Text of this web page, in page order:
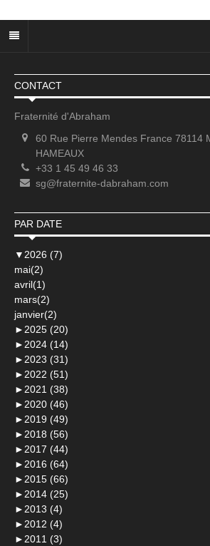
CONTACT
Fraternité d'Abraham
60 Rue Pierre Mendes France 78114
HAMEAUX
+33 1 45 49 46 33
sg@fraternite-dabraham.com
PAR DATE
▼ 2026 (7)
mai(2)
avril(1)
mars(2)
janvier(2)
► 2025 (20)
► 2024 (14)
► 2023 (31)
► 2022 (51)
► 2021 (38)
► 2020 (46)
► 2019 (49)
► 2018 (56)
► 2017 (44)
► 2016 (64)
► 2015 (66)
► 2014 (25)
► 2013 (4)
► 2012 (4)
► 2011 (3)